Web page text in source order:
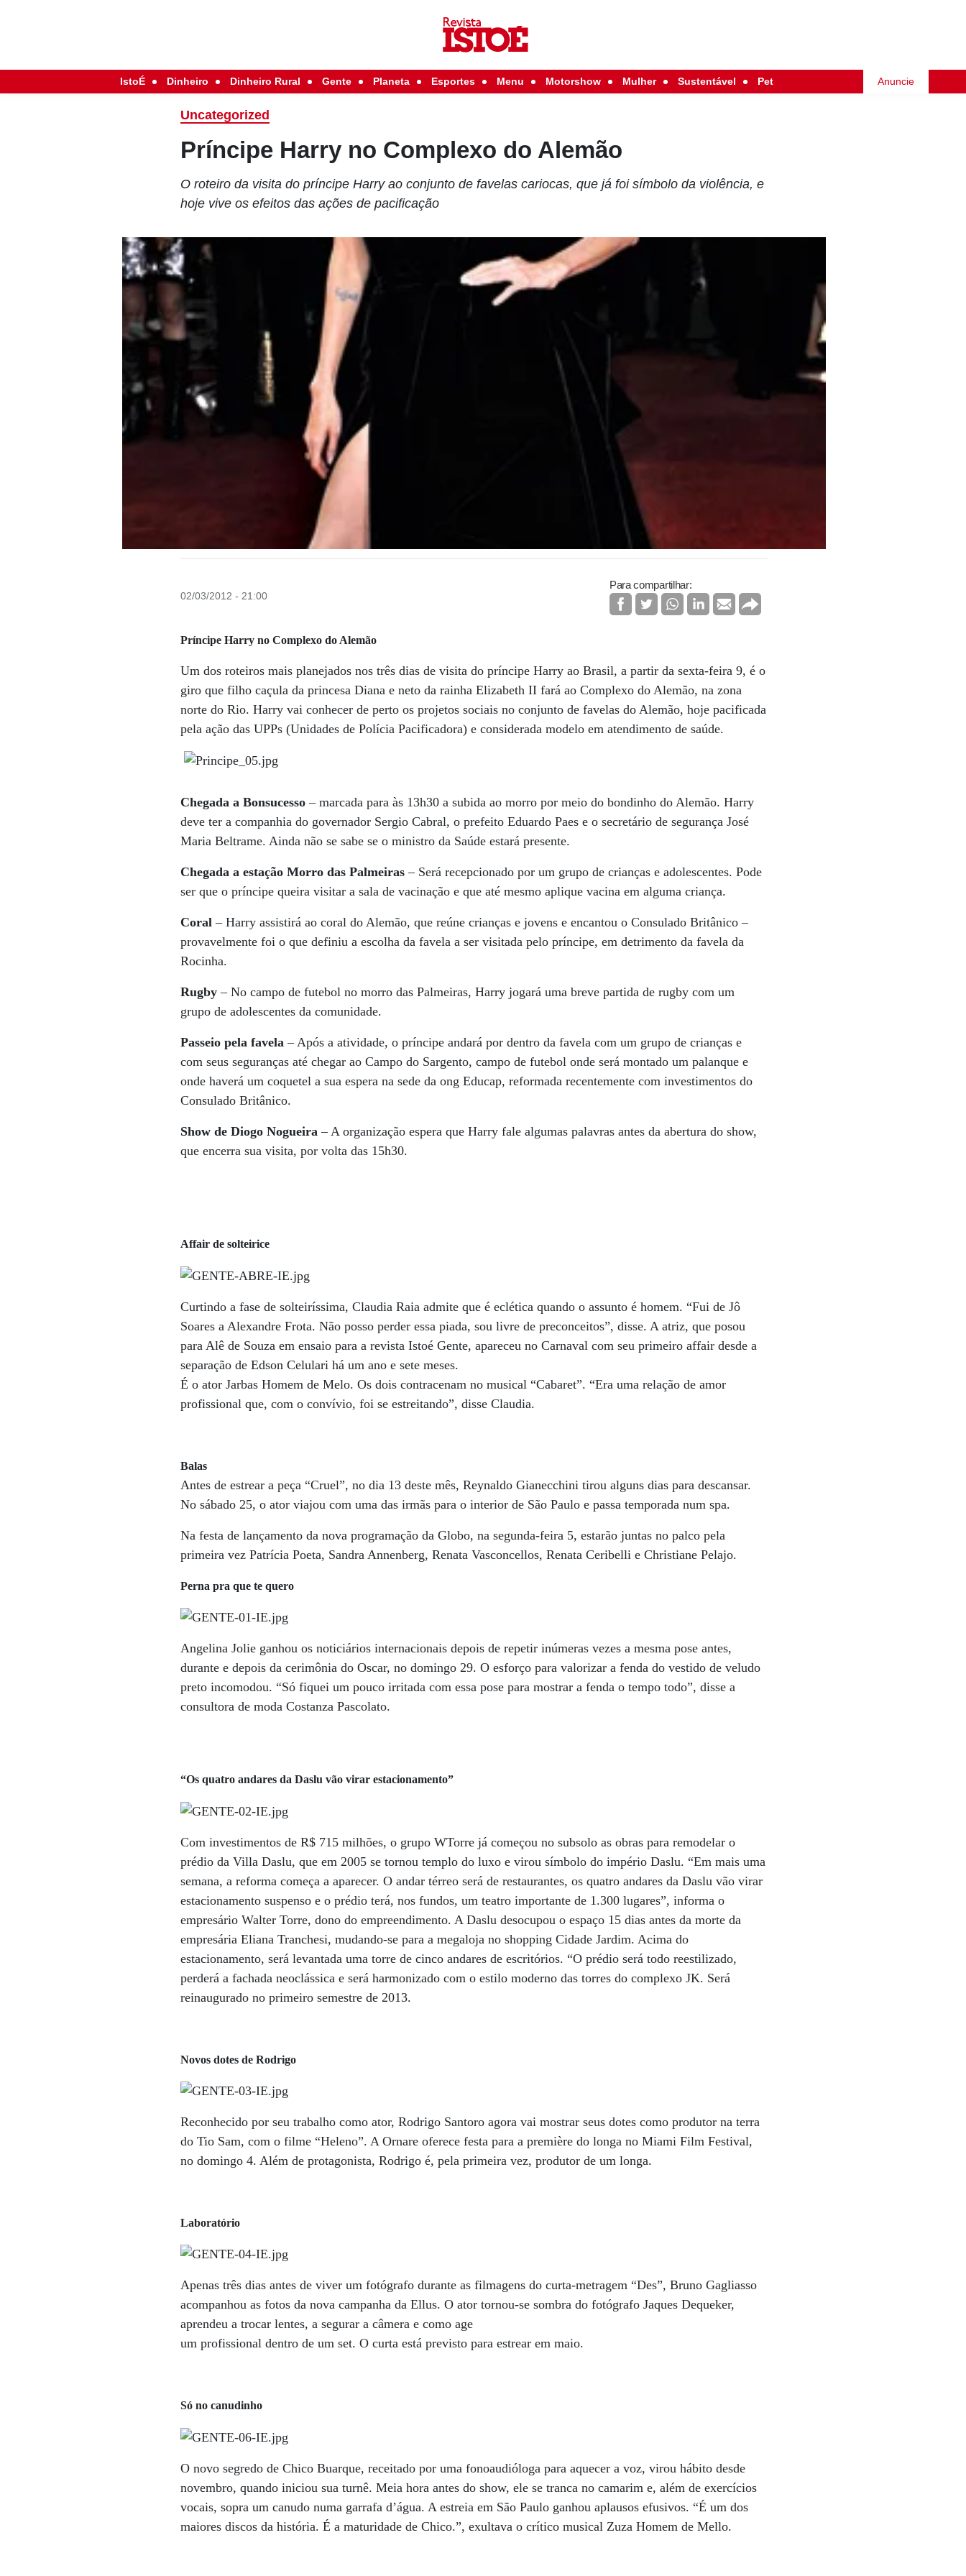
IstoÉ Dinheiro Dinheiro Rural Gente Planeta Esportes Menu Motorshow Mulher Sustentável Pet Anuncie
Uncategorized
Príncipe Harry no Complexo do Alemão
O roteiro da visita do príncipe Harry ao conjunto de favelas cariocas, que já foi símbolo da violência, e
hoje vive os efeitos das ações de pacificação
02/03/2012 - 21:00
Para compartilhar:
Príncipe Harry no Complexo do Alemão
Um dos roteiros mais planejados nos três dias de visita do príncipe Harry ao Brasil, a partir da sexta-feira 9, é o
giro que filho caçula da princesa Diana e neto da rainha Elizabeth II fará ao Complexo do Alemão, na zona
norte do Rio. Harry vai conhecer de perto os projetos sociais no conjunto de favelas do Alemão, hoje pacificada
pela ação das UPPs (Unidades de Polícia Pacificadora) e considerada modelo em atendimento de saúde.
Chegada a Bonsucesso – marcada para às 13h30 a subida ao morro por meio do bondinho do Alemão. Harry
deve ter a companhia do governador Sergio Cabral, o prefeito Eduardo Paes e o secretário de segurança José
Maria Beltrame. Ainda não se sabe se o ministro da Saúde estará presente.
Chegada a estação Morro das Palmeiras – Será recepcionado por um grupo de crianças e adolescentes. Pode
ser que o príncipe queira visitar a sala de vacinação e que até mesmo aplique vacina em alguma criança.
Coral – Harry assistirá ao coral do Alemão, que reúne crianças e jovens e encantou o Consulado Britânico –
provavelmente foi o que definiu a escolha da favela a ser visitada pelo príncipe, em detrimento da favela da
Rocinha.
Rugby – No campo de futebol no morro das Palmeiras, Harry jogará uma breve partida de rugby com um
grupo de adolescentes da comunidade.
Passeio pela favela – Após a atividade, o príncipe andará por dentro da favela com um grupo de crianças e
com seus seguranças até chegar ao Campo do Sargento, campo de futebol onde será montado um palanque e
onde haverá um coquetel a sua espera na sede da ong Educap, reformada recentemente com investimentos do
Consulado Britânico.
Show de Diogo Nogueira – A organização espera que Harry fale algumas palavras antes da abertura do show,
que encerra sua visita, por volta das 15h30.
Affair de solteirice
Curtindo a fase de solteiríssima, Claudia Raia admite que é eclética quando o assunto é homem. “Fui de Jô
Soares a Alexandre Frota. Não posso perder essa piada, sou livre de preconceitos”, disse. A atriz, que posou
para Alê de Souza em ensaio para a revista Istoé Gente, apareceu no Carnaval com seu primeiro affair desde a
separação de Edson Celulari há um ano e sete meses.
É o ator Jarbas Homem de Melo. Os dois contracenam no musical “Cabaret”. “Era uma relação de amor
profissional que, com o convívio, foi se estreitando”, disse Claudia.
Balas
Antes de estrear a peça “Cruel”, no dia 13 deste mês, Reynaldo Gianecchini tirou alguns dias para descansar.
No sábado 25, o ator viajou com uma das irmãs para o interior de São Paulo e passa temporada num spa.
Na festa de lançamento da nova programação da Globo, na segunda-feira 5, estarão juntas no palco pela
primeira vez Patrícia Poeta, Sandra Annenberg, Renata Vasconcellos, Renata Ceribelli e Christiane Pelajo.
Perna pra que te quero
Angelina Jolie ganhou os noticiários internacionais depois de repetir inúmeras vezes a mesma pose antes,
durante e depois da cerimônia do Oscar, no domingo 29. O esforço para valorizar a fenda do vestido de veludo
preto incomodou. “Só fiquei um pouco irritada com essa pose para mostrar a fenda o tempo todo”, disse a
consultora de moda Costanza Pascolato.
“Os quatro andares da Daslu vão virar estacionamento”
Com investimentos de R$ 715 milhões, o grupo WTorre já começou no subsolo as obras para remodelar o
prédio da Villa Daslu, que em 2005 se tornou templo do luxo e virou símbolo do império Daslu. “Em mais uma
semana, a reforma começa a aparecer. O andar térreo será de restaurantes, os quatro andares da Daslu vão virar
estacionamento suspenso e o prédio terá, nos fundos, um teatro importante de 1.300 lugares”, informa o
empresário Walter Torre, dono do empreendimento. A Daslu desocupou o espaço 15 dias antes da morte da
empresária Eliana Tranchesi, mudando-se para a megaloja no shopping Cidade Jardim. Acima do
estacionamento, será levantada uma torre de cinco andares de escritórios. “O prédio será todo reestilizado,
perderá a fachada neoclássica e será harmonizado com o estilo moderno das torres do complexo JK. Será
reinaugurado no primeiro semestre de 2013.
Novos dotes de Rodrigo
Reconhecido por seu trabalho como ator, Rodrigo Santoro agora vai mostrar seus dotes como produtor na terra
do Tio Sam, com o filme “Heleno”. A Ornare oferece festa para a première do longa no Miami Film Festival,
no domingo 4. Além de protagonista, Rodrigo é, pela primeira vez, produtor de um longa.
Laboratório
Apenas três dias antes de viver um fotógrafo durante as filmagens do curta-metragem “Des”, Bruno Gagliasso
acompanhou as fotos da nova campanha da Ellus. O ator tornou-se sombra do fotógrafo Jaques Dequeker,
aprendeu a trocar lentes, a segurar a câmera e como age
um profissional dentro de um set. O curta está previsto para estrear em maio.
Só no canudinho
O novo segredo de Chico Buarque, receitado por uma fonoaudióloga para aquecer a voz, virou hábito desde
novembro, quando iniciou sua turnê. Meia hora antes do show, ele se tranca no camarim e, além de exercícios
vocais, sopra um canudo numa garrafa d’água. A estreia em São Paulo ganhou aplausos efusivos. “É um dos
maiores discos da história. É a maturidade de Chico.”, exultava o crítico musical Zuza Homem de Mello.